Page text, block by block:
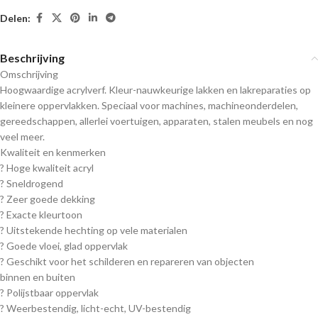
Delen:
Beschrijving
Omschrijving
Hoogwaardige acrylverf. Kleur-nauwkeurige lakken en lakreparaties op
kleinere oppervlakken. Speciaal voor machines, machineonderdelen,
gereedschappen, allerlei voertuigen, apparaten, stalen meubels en nog
veel meer.
Kwaliteit en kenmerken
? Hoge kwaliteit acryl
? Sneldrogend
? Zeer goede dekking
? Exacte kleurtoon
? Uitstekende hechting op vele materialen
? Goede vloei, glad oppervlak
? Geschikt voor het schilderen en repareren van objecten
binnen en buiten
? Polijstbaar oppervlak
? Weerbestendig, licht-echt, UV-bestendig